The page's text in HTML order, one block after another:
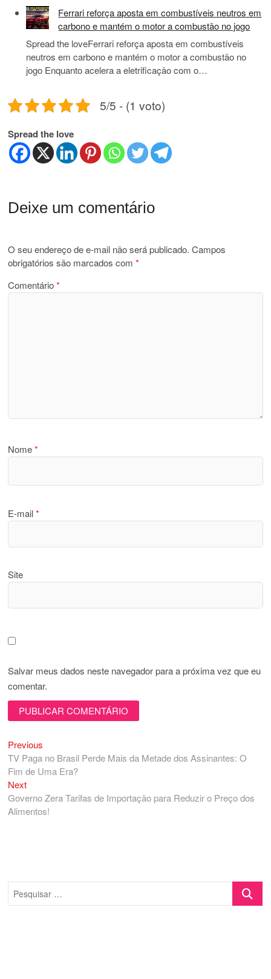
Ferrari reforça aposta em combustíveis neutros em
carbono e mantém o motor a combustão no jogo
Spread the loveFerrari reforça aposta em combustíveis
neutros em carbono e mantém o motor a combustão no
jogo Enquanto acelera a eletrificação com o…
5/5 - (1 voto)
Spread the love
Deixe um comentário
O seu endereço de e-mail não será publicado. Campos
obrigatórios são marcados com*
Comentário*
Nome*
E-mail*
Site
Salvar meus dados neste navegador para a próxima vez que eu
comentar.
Navegação
de
Post
Previous
post:
TV Paga no Brasil Perde Mais da Metade dos Assinantes: O
Fim de Uma Era?
NextNext
post:
Governo Zera Tarifas de Importação para Reduzir o Preço dos
Alimentos!